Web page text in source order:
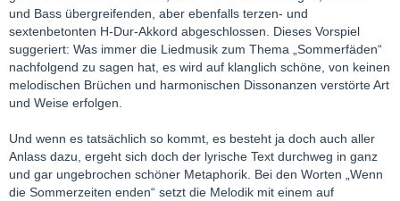
und Bass übergreifenden, aber ebenfalls terzen- und
sextenbetonten H-Dur-Akkord abgeschlossen. Dieses Vorspiel
suggeriert: Was immer die Liedmusik zum Thema „Sommerfäden“
nachfolgend zu sagen hat, es wird auf klanglich schöne, von keinen
melodischen Brüchen und harmonischen Dissonanzen verstörte Art
und Weise erfolgen.
Und wenn es tatsächlich so kommt, es besteht ja doch auch aller
Anlass dazu, ergeht sich doch der lyrische Text durchweg in ganz
und gar ungebrochen schöner Metaphorik. Bei den Worten „Wenn
die Sommerzeiten enden“ setzt die Melodik mit einem auf